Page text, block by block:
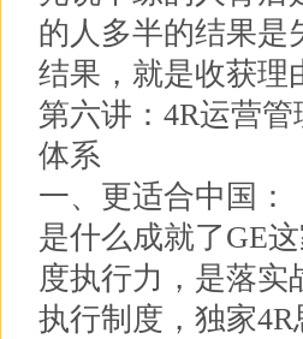
的人多半的结果是
结果，就是收获理
第六讲：4R运营
体系
一、更适合中国：
是什么成就了GE
度执行力，是落实
执行制度，独家